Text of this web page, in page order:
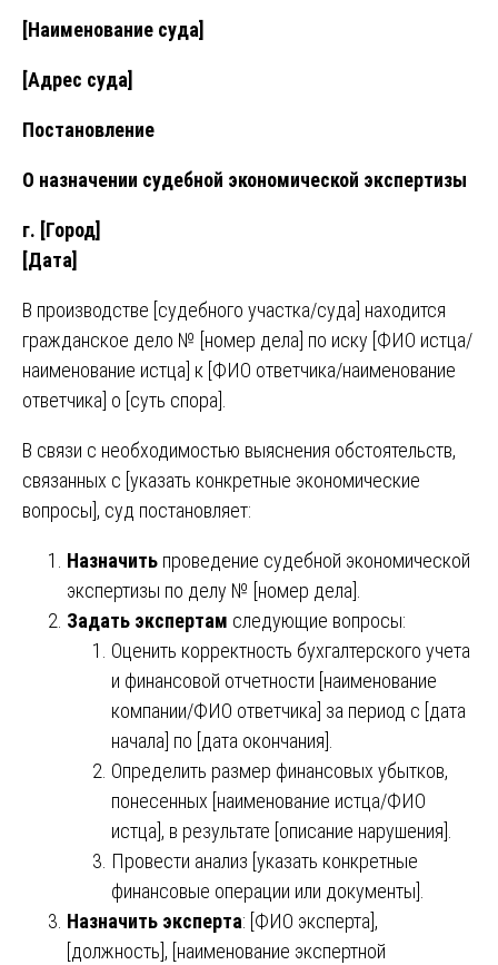
[Наименование суда]
[Адрес суда]
Постановление
О назначении судебной экономической экспертизы
г. [Город]
[Дата]
В производстве [судебного участка/суда] находится
гражданское дело № [номер дела] по иску [ФИО истца/
наименование истца] к [ФИО ответчика/наименование
ответчика] о [суть спора].
В связи с необходимостью выяснения обстоятельств,
связанных с [указать конкретные экономические
вопросы], суд постановляет:
Назначить проведение судебной экономической
экспертизы по делу № [номер дела].
Задать экспертам следующие вопросы:
Оценить корректность бухгалтерского учета
и финансовой отчетности [наименование
компании/ФИО ответчика] за период с [дата
начала] по [дата окончания].
Определить размер финансовых убытков,
понесенных [наименование истца/ФИО
истца], в результате [описание нарушения].
Провести анализ [указать конкретные
финансовые операции или документы].
Назначить эксперта: [ФИО эксперта],
[должность], [наименование экспертной